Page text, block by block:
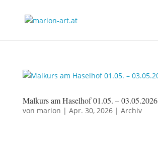
Malkurs am Haselhof 01.05. – 03.05.2026
von marion | Apr. 30, 2026| Archiv